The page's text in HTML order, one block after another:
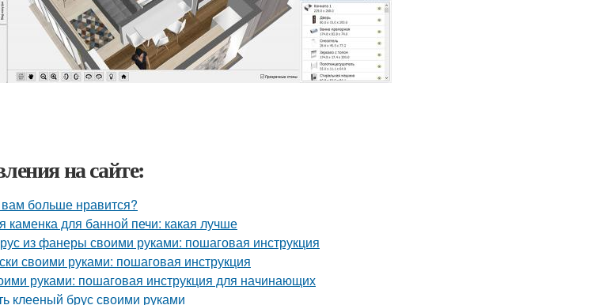
на сайте:
больше нравится?
каменка для банной печи: какая лучше
из фанеры своими руками: пошаговая инструкция
своими руками: пошаговая инструкция
руками: пошаговая инструкция для начинающих
клееный брус своими руками